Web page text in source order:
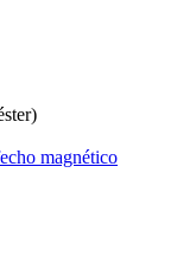
magnético